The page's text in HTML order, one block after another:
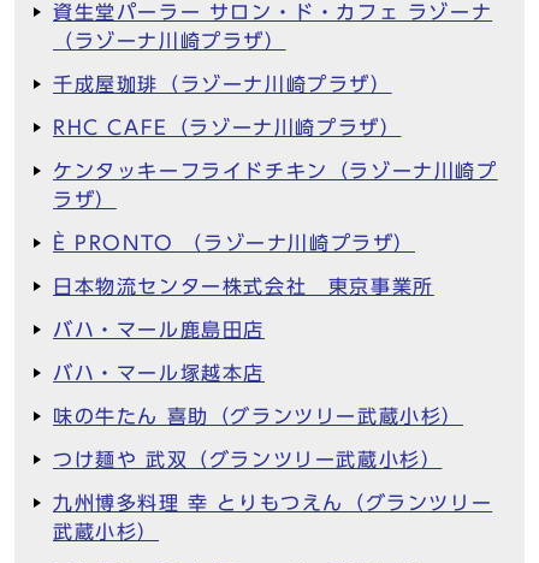
資生堂パーラー サロン・ド・カフェ ラゾーナ
（ラゾーナ川崎プラザ）
千成屋珈琲（ラゾーナ川崎プラザ）
RHC CAFE（ラゾーナ川崎プラザ）
ケンタッキーフライドチキン（ラゾーナ川崎プ
ラザ）
È PRONTO （ラゾーナ川崎プラザ）
日本物流センター株式会社 東京事業所
バハ・マール鹿島田店
バハ・マール塚越本店
味の牛たん 喜助（グランツリー武蔵小杉）
つけ麺や 武双（グランツリー武蔵小杉）
九州博多料理 幸 とりもつえん（グランツリー
武蔵小杉）